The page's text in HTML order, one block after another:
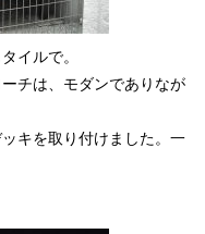
イルで。
チは、モダンでありなが
キを取り付けました。一